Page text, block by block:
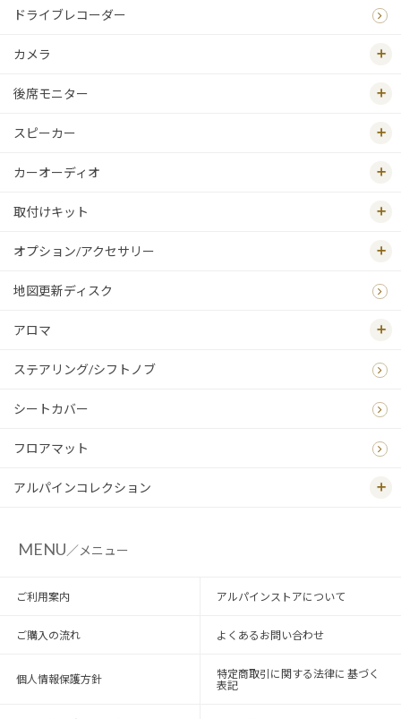
ドライブレコーダー
カメラ
後席モニター
スピーカー
カーオーディオ
取付けキット
オプション/アクセサリー
地図更新ディスク
アロマ
ステアリング/シフトノブ
シートカバー
フロアマット
アルパインコレクション
MENU／メニュー
ご利用案内 アルパインストアについて
ご購入の流れ よくあるお問い合わせ
個人情報保護方針
特定商取引に関する法律に 基づく
表記